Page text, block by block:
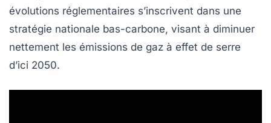
évolutions réglementaires s’inscrivent dans une
stratégie nationale bas-carbone, visant à diminuer
nettement les émissions de gaz à effet de serre
d’ici 2050.